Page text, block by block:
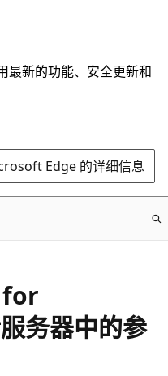
新的功能、安全更新和
Edge 的详细信息
务器中的参